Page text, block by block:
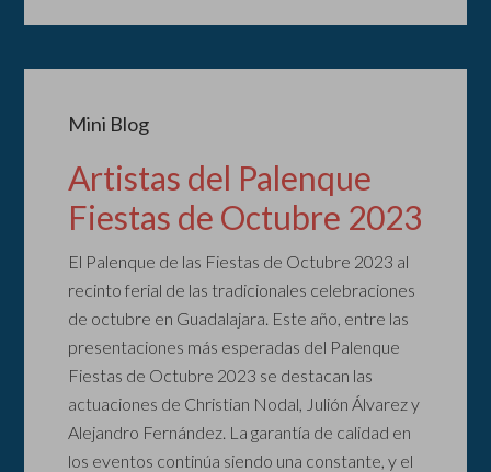
Mini Blog
Artistas del Palenque
Fiestas de Octubre 2023
El Palenque de las Fiestas de Octubre 2023 al
recinto ferial de las tradicionales celebraciones
de octubre en Guadalajara. Este año, entre las
presentaciones más esperadas del Palenque
Fiestas de Octubre 2023 se destacan las
actuaciones de Christian Nodal, Julión Álvarez y
Alejandro Fernández. La garantía de calidad en
los eventos continúa siendo una constante, y el